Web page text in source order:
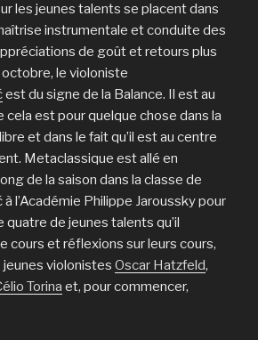
les jeunes talents se placent dans
instrumentale et conduite des
de goût et retours plus
le violoniste
est du signe de la Balance. Il est au
cela est pour quelque chose dans la
et dans le fait qu’il est au centre
Metaclassique est allé en
de la saison dans la classe de
l’Académie Philippe Jaroussky pour
quatre de jeunes talents qu’il
cours et réflexions sur leurs cours,
violonistes Oscar Hatzfeld,
Torina et, pour commencer,